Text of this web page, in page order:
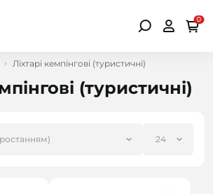
0
Ліхтарі кемпінгові (туристичні)
(туристичні)